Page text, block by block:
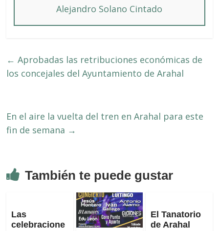
Alejandro Solano Cintado
← Aprobadas las retribuciones económicas de
los concejales del Ayuntamiento de Arahal
En el aire la vuelta del tren en Arahal para este
fin de semana →
También te puede gustar
Las
celebracione
El Tanatorio
de Arahal